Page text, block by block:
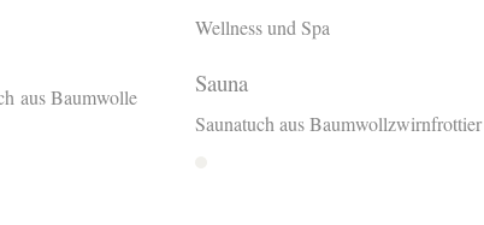
aus Baumwolle
Wellness und Spa
Sauna
Saunatuch aus Baumwollzwirnfrottier